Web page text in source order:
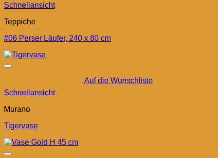
Schnellansicht
Teppiche
#06 Perser Läufer, 240 x 80 cm
Auf die Wunschliste
Schnellansicht
Murano
Tigervase